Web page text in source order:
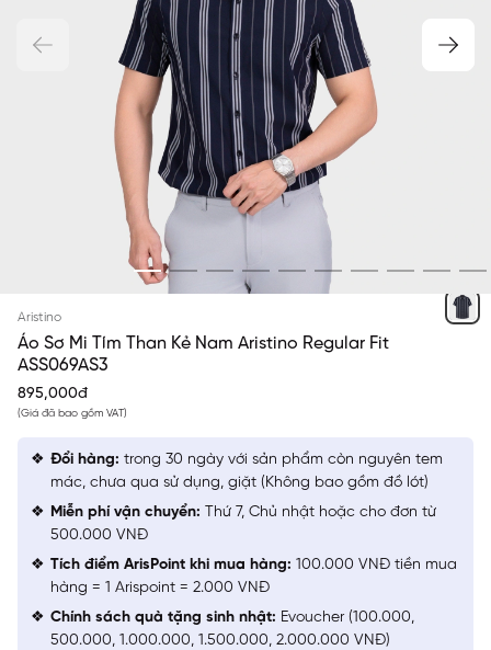
Aristino
Áo Sơ Mi Tím Than Kẻ Nam Aristino Regular Fit
ASS069AS3
895,000đ
(Giá đã bao gồm VAT)
Đổi hàng: trong 30 ngày với sản phẩm còn nguyên tem
mác, chưa qua sử dụng, giặt (Không bao gồm đồ lót)
Miễn phí vận chuyển: Thứ 7, Chủ nhật hoặc cho đơn từ
500.000 VNĐ
Tích điểm ArisPoint khi mua hàng: 100.000 VNĐ tiền mua
hàng = 1 Arispoint = 2.000 VNĐ
Chính sách quà tặng sinh nhật: Evoucher (100.000,
500.000, 1.000.000, 1.500.000, 2.000.000 VNĐ)